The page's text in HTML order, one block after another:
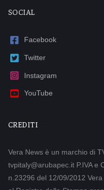
SOCIAL
Facebook
Twitter
Instagram
YouTube
CREDITI
Vera News è un marchio di
tvpitaly@arubapec.it P.IVA e
n.23296 del 12/09/2012